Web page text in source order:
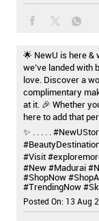
🌟 NewU is here &
we’ve landed with
love. Discover a
complimentary
at it. 🎉 Whether
here to add that
✨ . . . . .
#Visit
#New#Madurai
#ShopNow
#TrendingNow
Posted On: 13 Aug